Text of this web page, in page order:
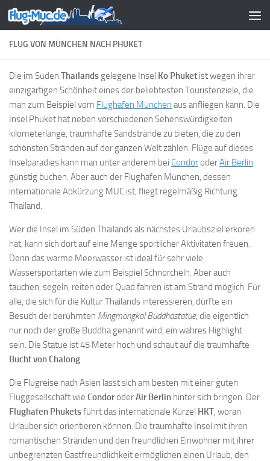
Zum Inhalt springen
FLUG VON MÜNCHEN NACH PHUKET
Die im Süden Thailands gelegene Insel Ko Phuket ist wegen ihrer
einzigartigen Schönheit eines der beliebtesten Touristenziele, die
man zum Beispiel vom Flughafen München aus anfliegen kann. Die
Insel Phuket hat neben verschiedenen Sehenswürdigkeiten
kilometerlange, traumhafte Sandstrände zu bieten, die zu den
schönsten Stränden auf der ganzen Welt zählen. Flüge auf dieses
Inselparadies kann man unter anderem bei CondoroderAir Berlin
günstig buchen. Aber auch der Flughafen München, dessen
internationale Abkürzung MUC ist, fliegt regelmäßig Richtung
Thailand.
Wer die Insel im Süden Thailands als nächstes Urlaubsziel erkoren
hat, kann sich dort auf eine Menge sportlicher Aktivitäten freuen.
Denn das warme Meerwasser ist ideal für sehr viele
Wassersportarten wie zum Beispiel Schnorcheln. Aber auch
tauchen, segeln, reiten oder Quad fahren ist am Strand möglich. Für
alle, die sich für die Kultur Thailands interessieren, dürfte ein
Besuch der berühmten Mingmongkol Buddhastatue, die eigentlich
nur noch der große Buddha genannt wird, ein wahres Highlight
sein. Die Statue ist 45 Meter hoch und schaut auf die traumhafte
Bucht von Chalong.
Die Flugreise nach Asien lässt sich am besten mit einer guten
Fluggesellschaft wie CondoroderAir Berlin hinter sich bringen. Der
Flughafen Phuketsführt das internationale Kürzel HKT, woran
Urlauber sich orientieren können. Die traumhafte Insel mit ihren
romantischen Stränden und den freundlichen Einwohner mit ihrer
unbegrenzten Gastfreundlichkeit ermöglichen einen Urlaub, den